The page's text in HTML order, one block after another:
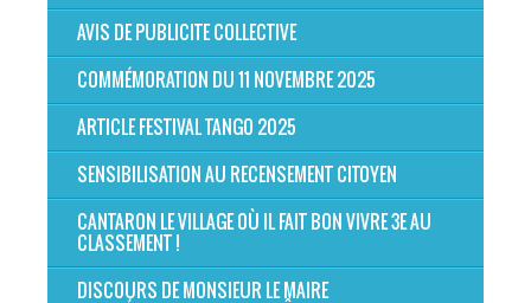
AVIS DE PUBLICITE COLLECTIVE
COMMÉMORATION DU 11 NOVEMBRE 2025
ARTICLE FESTIVAL TANGO 2025
SENSIBILISATION AU RECENSEMENT CITOYEN
CANTARON LE VILLAGE OÙ IL FAIT BON VIVRE 3E AU
CLASSEMENT !
DISCOURS DE MONSIEUR LE MAIRE